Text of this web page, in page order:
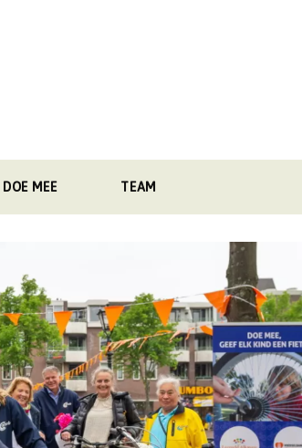
DOE MEE TEAM